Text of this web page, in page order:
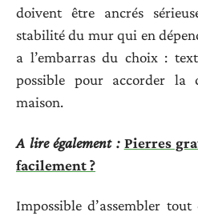
doivent être ancrés
stabilité du mur qui en
a l’embarras du choix :
possible pour accorder
maison.
A lire également : Pierres
facilement ?
Impossible d’assembler